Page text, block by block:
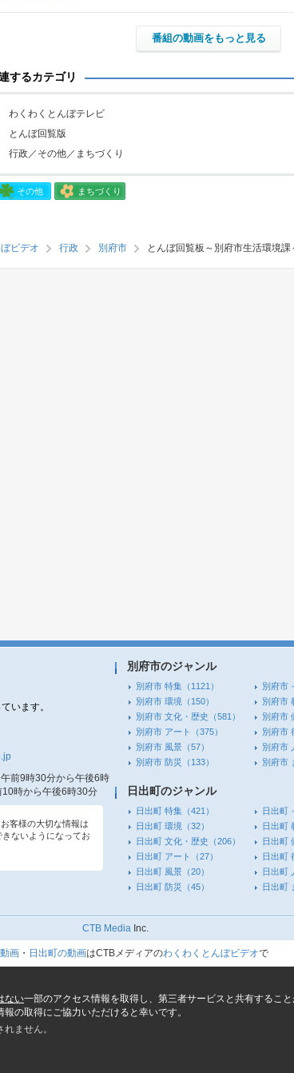
番組の動画をもっと見る
するカテゴリ
わくわくとんぼテレビ
とんぼ回覧版
行政／その他／まちづくり
その他 まちづくり
ビデオ 行政 別府市 とんぼ回覧板～別府市生活環境課
います。
午前9時30分から午後6時
10時から午後6時30分
客様の大切な情報は
ないようになってお
別府市のジャンル
別府市 特集 （1121）
別府市
別府市 環境 （150）
別府市
別府市 文化・歴史 （581）
別府市
別府市 アート
（375）
別府市
別府市 風景 （57）
別府市
別府市 防災
（133） 別府市
日出町のジャンル
日出町 特集 （421）
日出町
日出町 環境 （32）
日出町
日出町 文化・歴史 （206）
日出町
日出町 アート
（27）
日出町
日出町 風景 （20）
日出町
日出町 防災
（45） 日出町
CTB MediaInc.
画 ・ 日出町の動画はCTBメディアのわくわくとんぼビデオで
ない一部のアクセス情報を取得し、第三者サービスと共有するこ
の取得にご協力いただけると幸いです。
ません。